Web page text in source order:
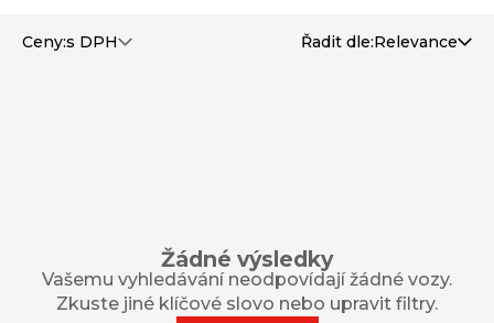
Ceny:s DPH Řadit dle:Relevance
Žádné výsledky
Vašemu vyhledávání neodpovídají žádné vozy.
Zkuste jiné klíčové slovo nebo upravit filtry.